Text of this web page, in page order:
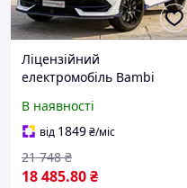
Ліцензійний
електромобіль Bambi
SVJ WHITE 4x4 M
6026EBLR-1(24V) для дітей
1-8 років, зі швидкістю до
7 км
В наявності
від 1849₴/міс
18 485.80₴
21 748 ₴